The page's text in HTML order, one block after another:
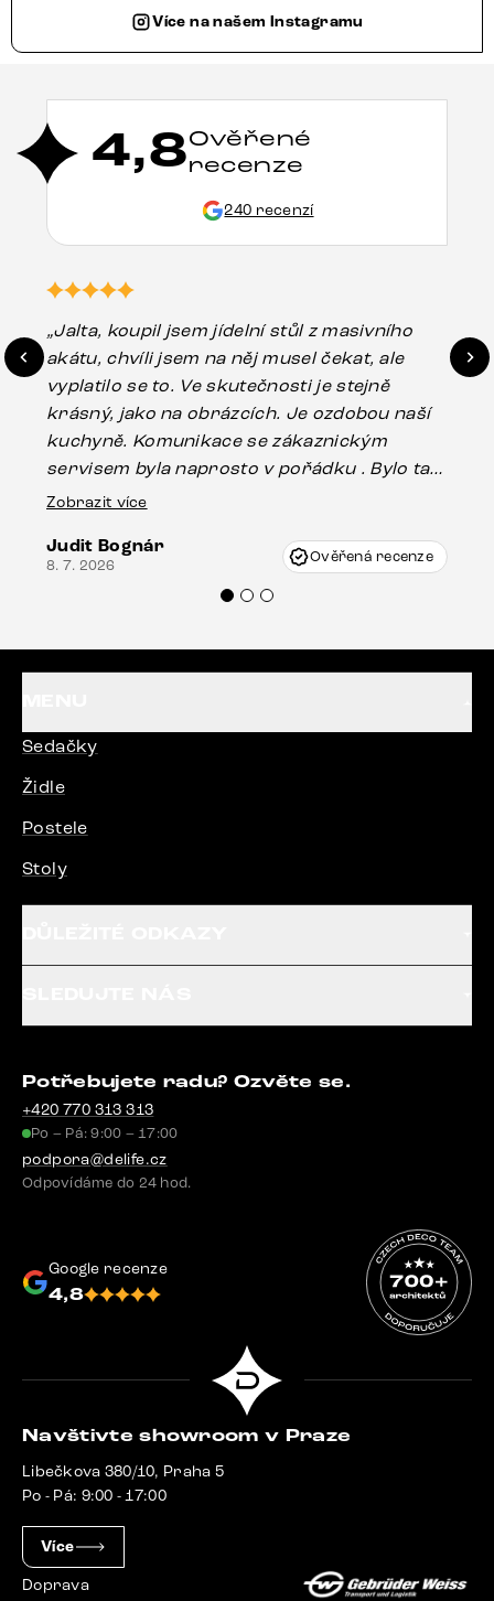
Více na našem Instagramu
4,8Ověřené
recenze
240 recenzí
„Jalta, koupil jsem jídelní stůl z masivního
akátu, chvíli jsem na něj musel čekat, ale
vyplatilo se to. Ve skutečnosti je stejně
krásný, jako na obrázcích. Je ozdobou naší
kuchyně. Komunikace se zákaznickým
servisem byla naprosto v pořádku . Bylo tam
drobné poškození u nohy stolu, které mohlo
Vincze mi velmi korektně vyšli vstříc.
Doporučuji produkty Delife všem.“
Zobrazit více
Judit Bognár
8. 7. 2026 Ověřená recenze
Sedačky
Židle
Postele
Stoly
Potřebujete radu? Ozvěte se.
+420 770 313 313
Po – Pá: 9:00 – 17:00
podpora@delife.cz
Odpovídáme do 24 hod.
Google recenze
4,8
Navštivte showroom v Praze
Libečkova 380/10, Praha 5
Po - Pá: 9:00 - 17:00
Více
Doprava